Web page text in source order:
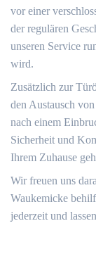
vor einer
der regulären
unseren Service
wird.​
Zusätzlich zur
den Austausch
nach einem
Sicherheit und
Ihrem Zuhause
Wir freuen uns
Waukemicke
jederzeit und